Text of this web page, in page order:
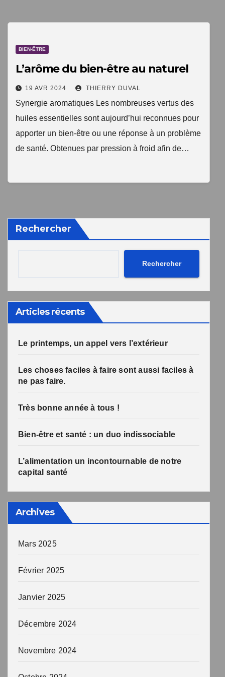
BIEN-ÊTRE
L’arôme du bien-être au naturel
19 AVR 2024 THIERRY DUVAL
Synergie aromatiques Les nombreuses vertus des
huiles essentielles sont aujourd’hui reconnues pour
apporter un bien-être ou une réponse à un problème
de santé. Obtenues par pression à froid afin de…
Rechercher
Rechercher
Articles récents
Le printemps, un appel vers l’extérieur
Les choses faciles à faire sont aussi faciles à
ne pas faire.
Très bonne année à tous !
Bien-être et santé : un duo indissociable
L’alimentation un incontournable de notre
capital santé
Archives
Mars 2025
Février 2025
Janvier 2025
Décembre 2024
Novembre 2024
"Les clés du bien vieillir en bonne santé"
désinscrire à tout moment en utilisant le lien de
désabonnement intégré dans la newsletter.
Une erreur est survenue lors de la soumission du
formulaire. Merci de réessayer ou de recharger la page.
Votre inscription a bien été prise en compte, et le livre
numérique a été envoyé avec succès et devrait arriver
avez indiquée.